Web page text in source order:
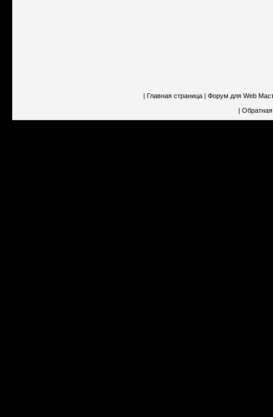
| Главная страница | Форум для Web
| Обратная